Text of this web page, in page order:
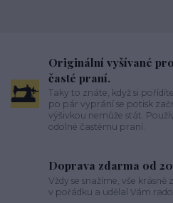
Originální vyšívané
časté praní.
Taky to znáte, když si
po pár vyprání se potisk
výšivkou nemůže stát.
odolné častému praní.
Doprava zdarma od
Vždy se snažíme, vše
v pořádku a udělal Vám